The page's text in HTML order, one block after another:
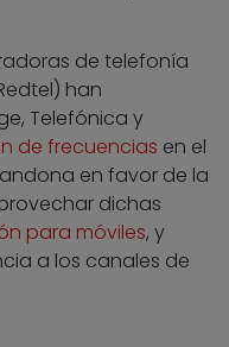
de telefonía
han
Telefónica y
de frecuencias en el
en favor de la
dichas
para móviles, y
a los canales de